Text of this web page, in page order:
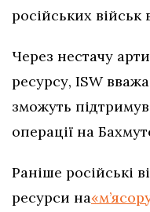
російських військ
Через нестачу
ресурсу, ISW
зможуть
операції на
Раніше російські
ресурси на